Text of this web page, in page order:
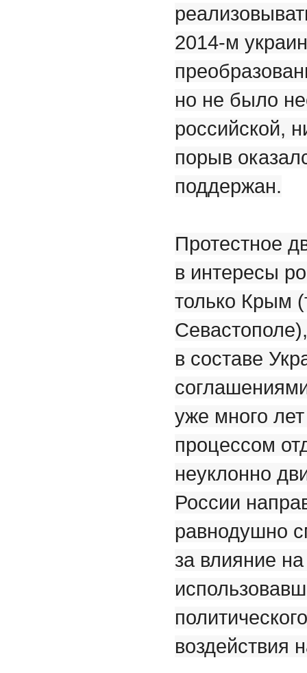
2014-м
но не было
российской,
порыв
поддержан.
Протестное
в интересы
только Крым
в составе
уже много
процессом
неуклонно
России
равнодушно
за влияние
воздействия